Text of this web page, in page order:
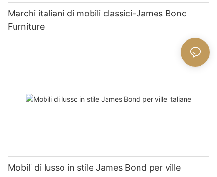
Marchi italiani di mobili classici-James Bond
Furniture
Mobili di lusso in stile James Bond per ville